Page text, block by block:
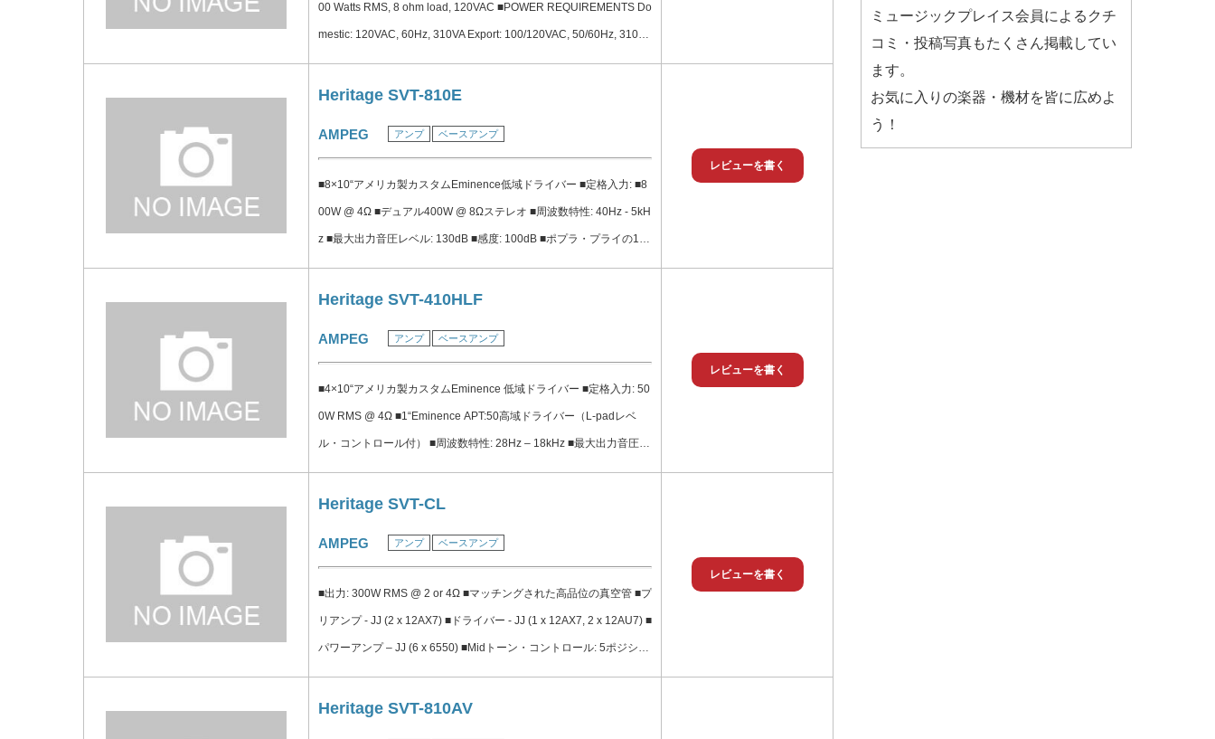
00 Watts RMS, 8 ohm load, 120VAC ■POWER REQUIREMENTS Do
mestic: 120VAC, 60Hz, 310VA Export: 100/120VAC, 50/60Hz, 310V
A 230-240VAC, 50/60Hz, 310VA ■TONE CONTROL RANGE Bass:
±8dB @ 50Hz Ultra Mid: ±8dB @ 500Hz Treble: +12dB/-19dB @ 5k
300Hz: ±8dB 600Hz: ±8dB 900Hz: ±8dB 2kHz: ±8dB 5kHz: ±9dB 8k
Heritage SVT-810E
AMPEG アンプ ベースアンプ
■8×10“アメリカ製カスタムEminence低域ドライバー ■定格入力: ■8
00W @ 4Ω ■デュアル400W @ 8Ωステレオ ■周波数特性: 40Hz - 5kH
z ■最大出力音圧レベル: 130dB ■感度: 100dB ■ポプラ・プライの15
mmの頑丈なエンクロージャー ■プレミアムなHeritageブラックスパ
ークル・グリルクロス、ソフトTolexカバリング ■Heritage SVT-CL
レビューを書く
Heritage SVT-410HLF
AMPEG アンプ ベースアンプ
■4×10“アメリカ製カスタムEminence 低域ドライバー ■定格入力: 50
0W RMS @ 4Ω ■1“Eminence APT:50高域ドライバー（L-padレベ
ル・コントロール付） ■周波数特性: 28Hz – 18kHz ■最大出力音圧レ
ベル: 125dB ■感度: 98dB ■ポプラ・プライの15mmの頑丈なエンク
ロージャー ■プレミアムなHeritageブラックス
レビューを書く
Heritage SVT-CL
AMPEG アンプ ベースアンプ
■出力: 300W RMS @ 2 or 4Ω ■マッチングされた高品位の真空管 ■プ
リアンプ - JJ (2 x 12AX7) ■ドライバー - JJ (1 x 12AX7, 2 x 12AU7) ■
パワーアンプ – JJ (6 x 6550) ■Midトーン・コントロール: 5ポジショ
ン中域セレクター ■スピーカー接続端子: Neutrik スピコン©、1/4″ ■
トランス・バランス出力 ■プレミアムなHeritageブラックスパーク
レビューを書く
Heritage SVT-810AV
ミュージックプレイス会員によるクチ
コミ・投稿写真もたくさん掲載してい
ます。
お気に入りの楽器・機材を皆に広めよ
う！